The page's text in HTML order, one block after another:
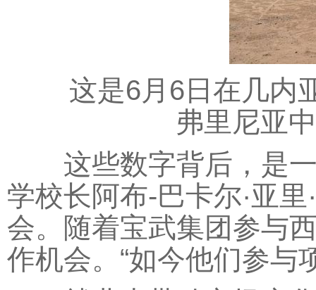
这是6月6日在几内亚
弗里尼亚
这些数字背后，是一
学校长阿布-巴卡尔·亚
会。随着宝武集团参与
作机会。“如今他们参与